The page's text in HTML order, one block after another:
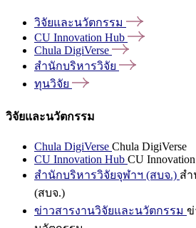
วิจัยและนวัตกรรม
CU Innovation Hub
Chula DigiVerse
สำนักบริหารวิจัย
ทุนวิจัย
วิจัยและนวัตกรรม
Chula DigiVerse Chula DigiVerse
CU Innovation Hub CU
สำนักบริหารวิจัยจุฬาฯ (สบจ.) สำ
(สบจ.)
ข่าวสารงานวิจัยและนวัตกรรม ข่